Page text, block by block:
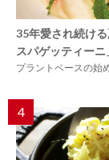
35年愛され続け
スパゲッティーニ
プラントベースの始
4